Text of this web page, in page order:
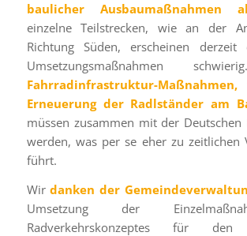
baulicher Ausbaumaßnahmen
einzelne Teilstrecken, wie an der
Richtung Süden, erscheinen derzeit
Umsetzungsmaßnahmen
Fahrradinfrastruktur-
Erneuerung der Radlständer am
müssen zusammen mit der
werden, was per se eher zu zeitlichen
führt.
Wirdanken der
Umsetzung der
Radverkehrskonzeptes für den